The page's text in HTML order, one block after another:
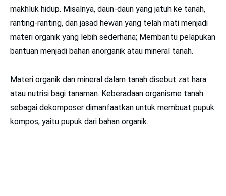
makhluk hidup. Misalnya, daun-daun yang jatuh ke tanah,
ranting-ranting, dan jasad hewan yang telah mati menjadi
materi organik yang lebih sederhana; Membantu pelapukan
bantuan menjadi bahan anorganik atau mineral tanah.
Materi organik dan mineral dalam tanah disebut zat hara
atau nutrisi bagi tanaman. Keberadaan organisme tanah
sebagai dekomposer dimanfaatkan untuk membuat pupuk
kompos, yaitu pupuk dari bahan organik.